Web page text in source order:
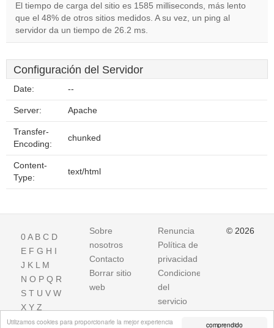
comprendido
Utilizamos cookies para proporcionarle la mejor experiencia
El tiempo de carga del sitio es 1585 milliseconds, más lento
que el 48% de otros sitios medidos. A su vez, un ping al
servidor da un tiempo de 26.2 ms.
Configuración del Servidor
Date: --
Server: Apache
Transfer-
Encoding:
chunked
Content-
Type:
text/html
0A B C D
E F G H I
J K L M
N O P Q R
S T U V W
X Y Z
Sobre
nosotros
Contacto
Borrar sitio
web
Renuncia
Política de
privacidad
Condiciones
del
servicio
© 2026